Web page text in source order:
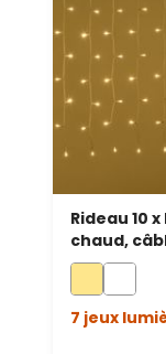
Rideau 10
chaud,
7 jeux